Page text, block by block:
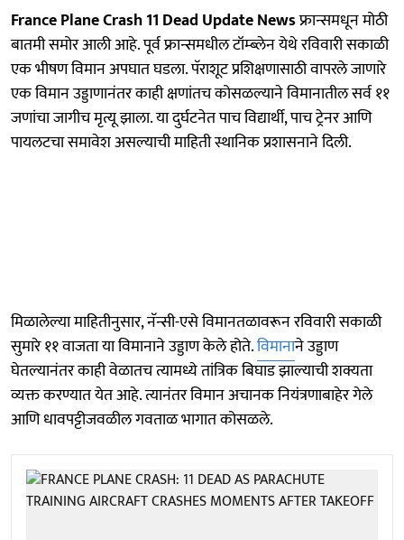
France Plane Crash 11 Dead Update Newsफ्रान्समधून मोठी
बातमी समोर आली आहे. पूर्व फ्रान्समधील टॉम्ब्लेन येथे रविवारी सकाळी
एक भीषण विमान अपघात घडला. पॅराशूट प्रशिक्षणासाठी वापरले जाणारे
एक विमान उड्डाणानंतर काही क्षणांतच कोसळल्याने विमानातील सर्व ११
जणांचा जागीच मृत्यू झाला. या दुर्घटनेत पाच विद्यार्थी, पाच ट्रेनर आणि
पायलटचा समावेश असल्याची माहिती स्थानिक प्रशासनाने दिली.
मिळालेल्या माहितीनुसार, नॅन्सी-एसे विमानतळावरून रविवारी सकाळी
सुमारे ११ वाजता या विमानाने उड्डाण केले होते.विमानाने उड्डाण
घेतल्यानंतर काही वेळातच त्यामध्ये तांत्रिक बिघाड झाल्याची शक्यता
व्यक्त करण्यात येत आहे. त्यानंतर विमान अचानक नियंत्रणाबाहेर गेले
आणि धावपट्टीजवळील गवताळ भागात कोसळले.